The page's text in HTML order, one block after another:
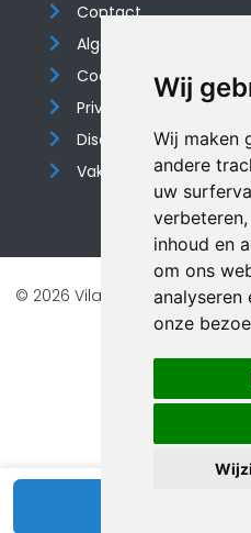
Wij
Wij maken
andere
uw
inhoud en
om ons
analyseren
onze
Contact
Algemene voorwaarden
Cookieverklaring
Privacyverklaring
Disclaimer
Vakantiehuis website
© 2026 Vilando
Veilig online